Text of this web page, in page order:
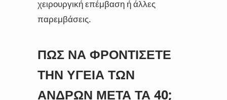
χειρουργική επέμβαση ή άλλες
παρεμβάσεις.
ΠΏΣ ΝΑ ΦΡΟΝΤΊΣΕΤΕ
ΤΗΝ ΥΓΕΊΑ ΤΩΝ
ΑΝΔΡΏΝ ΜΕΤΆ ΤΑ 40;